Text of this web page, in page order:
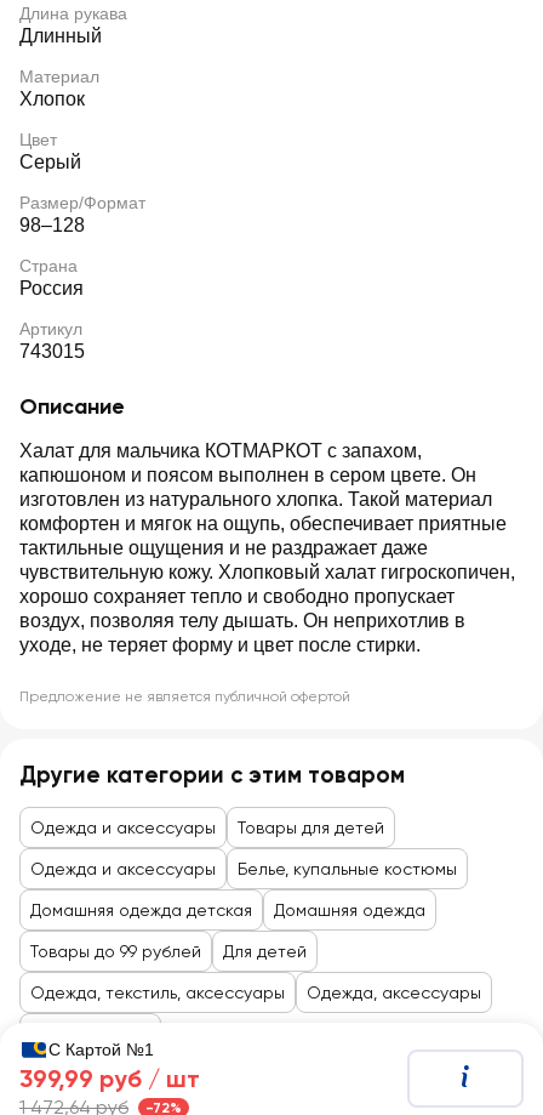
Длина рукава
Длинный
Материал
Хлопок
Цвет
Серый
Размер/Формат
98–128
Страна
Россия
Артикул
743015
Описание
Халат для мальчика КОТМАРКОТ с запахом,
капюшоном и поясом выполнен в сером цвете. Он
изготовлен из натурального хлопка. Такой материал
комфортен и мягок на ощупь, обеспечивает приятные
тактильные ощущения и не раздражает даже
чувствительную кожу. Хлопковый халат гигроскопичен,
хорошо сохраняет тепло и свободно пропускает
воздух, позволяя телу дышать. Он неприхотлив в
уходе, не теряет форму и цвет после стирки.
Предложение не является публичной офертой
Другие категории с этим товаром
Одежда и аксессуары Товары для детей
Одежда и аксессуары Белье, купальные костюмы
Домашняя одежда детская Домашняя одежда
Товары до 99 рублей Для детей
Одежда, текстиль, аксессуары Одежда, аксессуары
С Картой №1
399,99 руб / шт
1 472,64 руб -72%